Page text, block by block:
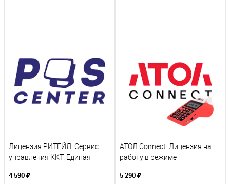
Лицензия РИТЕЙЛ: Сервис
управления ККТ. Единая
4 590 ₽
АТОЛ Connect. Лицензия на
работу в режиме
для АТОЛ 91ФLite/91Ф/92Ф
5 290 ₽